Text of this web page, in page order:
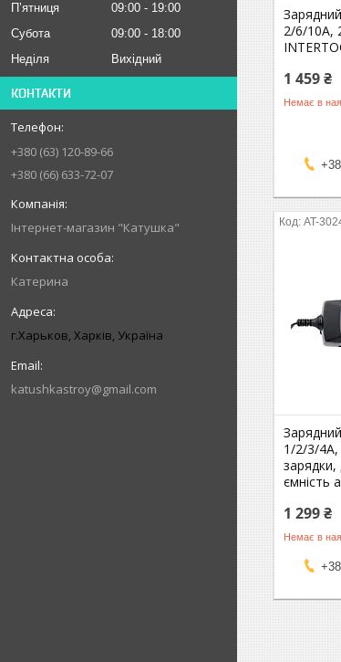
Пʼятниця
09:00
19:00
Субота
09:00
18:00
Неділя
Вихідний
КОНТАКТИ
+380 (63) 120-89-66
+380 (66) 633-72-07
Інтернет-магазин "Катушка"
Катерина
г.Харьков, Харків, Україна
katushkastroy@gmail.com
2/6/10А,
1 459 ₴
Немає в
AT-
1/2/3/
ємність
1 299 ₴
Немає в